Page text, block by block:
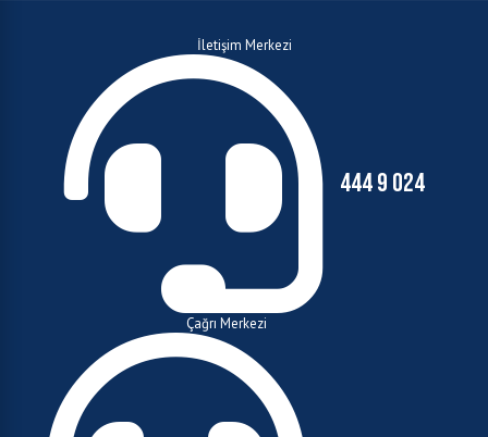
İletişim Merkezi
444 9 024
Çağrı Merkezi